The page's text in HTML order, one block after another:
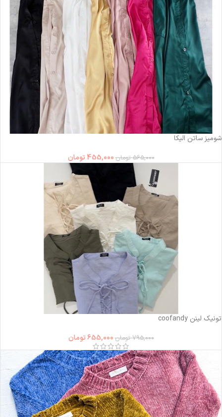
-19%
شومیز ساتن الیکا
565,000 تومان455,000 تومان
تونیک لینن coofandy
795,000 تومان655,000تومان